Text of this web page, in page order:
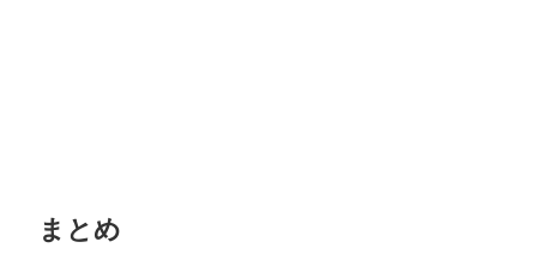
まとめ